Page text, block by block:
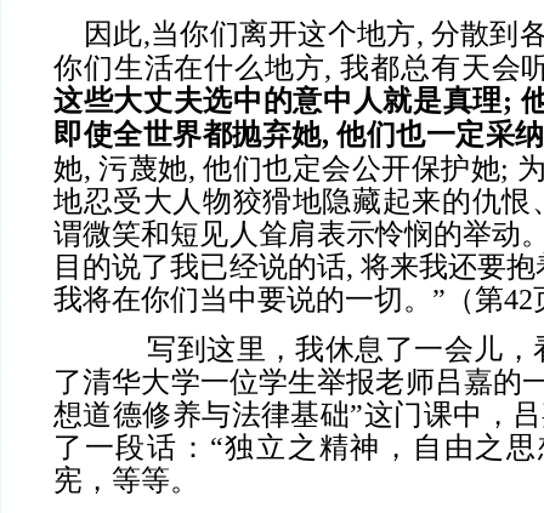
因此,当你们离开这个地方, 分散到
你们生活在什么地方, 我都总有天会
这些大丈夫选中的意中人就是真理;
即使全世界都抛弃她,他们也一定采
她, 污蔑她, 他们也定会公开保护她;
地忍受大人物狡猾地隐藏起来的仇恨
谓微笑和短见人耸肩表示怜悯的举动
目的说了我已经说的话, 将来我还要
我将在你们当中要说的一切。”（第42
写到这里，我休息了一会儿，
了清华大学一位学生举报老师吕嘉的
想道德修养与法律基础”这门课中，
了一段话：“独立之精神，自由之
宪，等等。